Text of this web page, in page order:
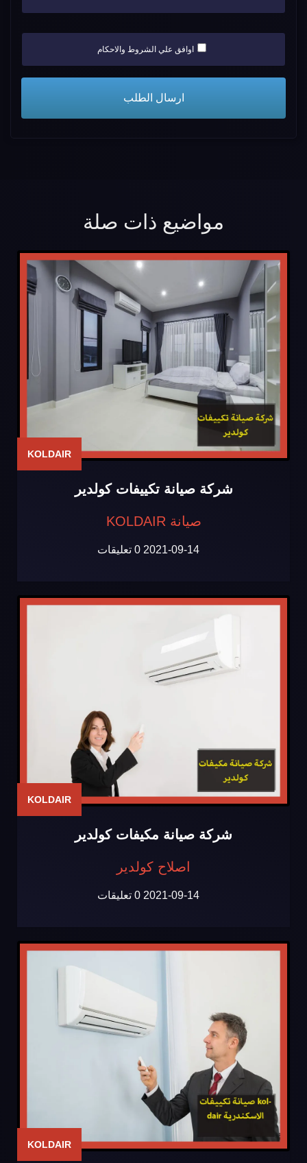
اوافق علي الشروط والاحكام
مواضيع ذات صلة
KOLDAIR
شركة صيانة تكييفات كولدير
صيانة KOLDAIR
2021-09-14 0 تعليقات
KOLDAIR
شركة صيانة مكيفات كولدير
اصلاح كولدير
2021-09-14 0 تعليقات
KOLDAIR